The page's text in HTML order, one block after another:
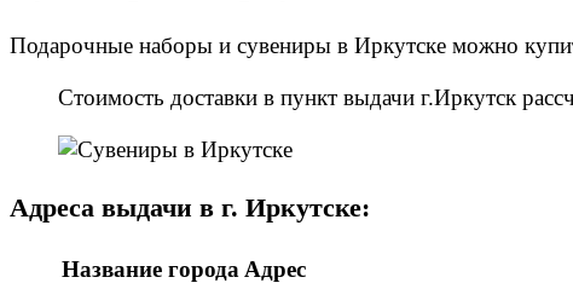
Подарочные наборы и сувениры в Иркутске можно
Стоимость доставки в пункт выдачи г.Иркутск
Адреса выдачи в г. Иркутске:
Название города Адрес